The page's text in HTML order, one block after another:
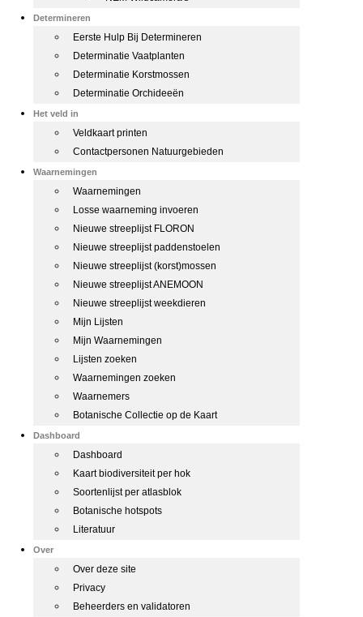
Determineren
Eerste Hulp Bij Determineren
Determinatie Vaatplanten
Determinatie Korstmossen
Determinatie Orchideeën
Het veld in
Veldkaart printen
Contactpersonen Natuurgebieden
Waarnemingen
Waarnemingen
Losse waarneming invoeren
Nieuwe streeplijst FLORON
Nieuwe streeplijst paddenstoelen
Nieuwe streeplijst (korst)mossen
Nieuwe streeplijst ANEMOON
Nieuwe streeplijst weekdieren
Mijn Lijsten
Mijn Waarnemingen
Lijsten zoeken
Waarnemingen zoeken
Waarnemers
Botanische Collectie op de Kaart
Dashboard
Dashboard
Kaart biodiversiteit per hok
Soortenlijst per atlasblok
Botanische hotspots
Literatuur
Over
Over deze site
Privacy
Beheerders en validatoren